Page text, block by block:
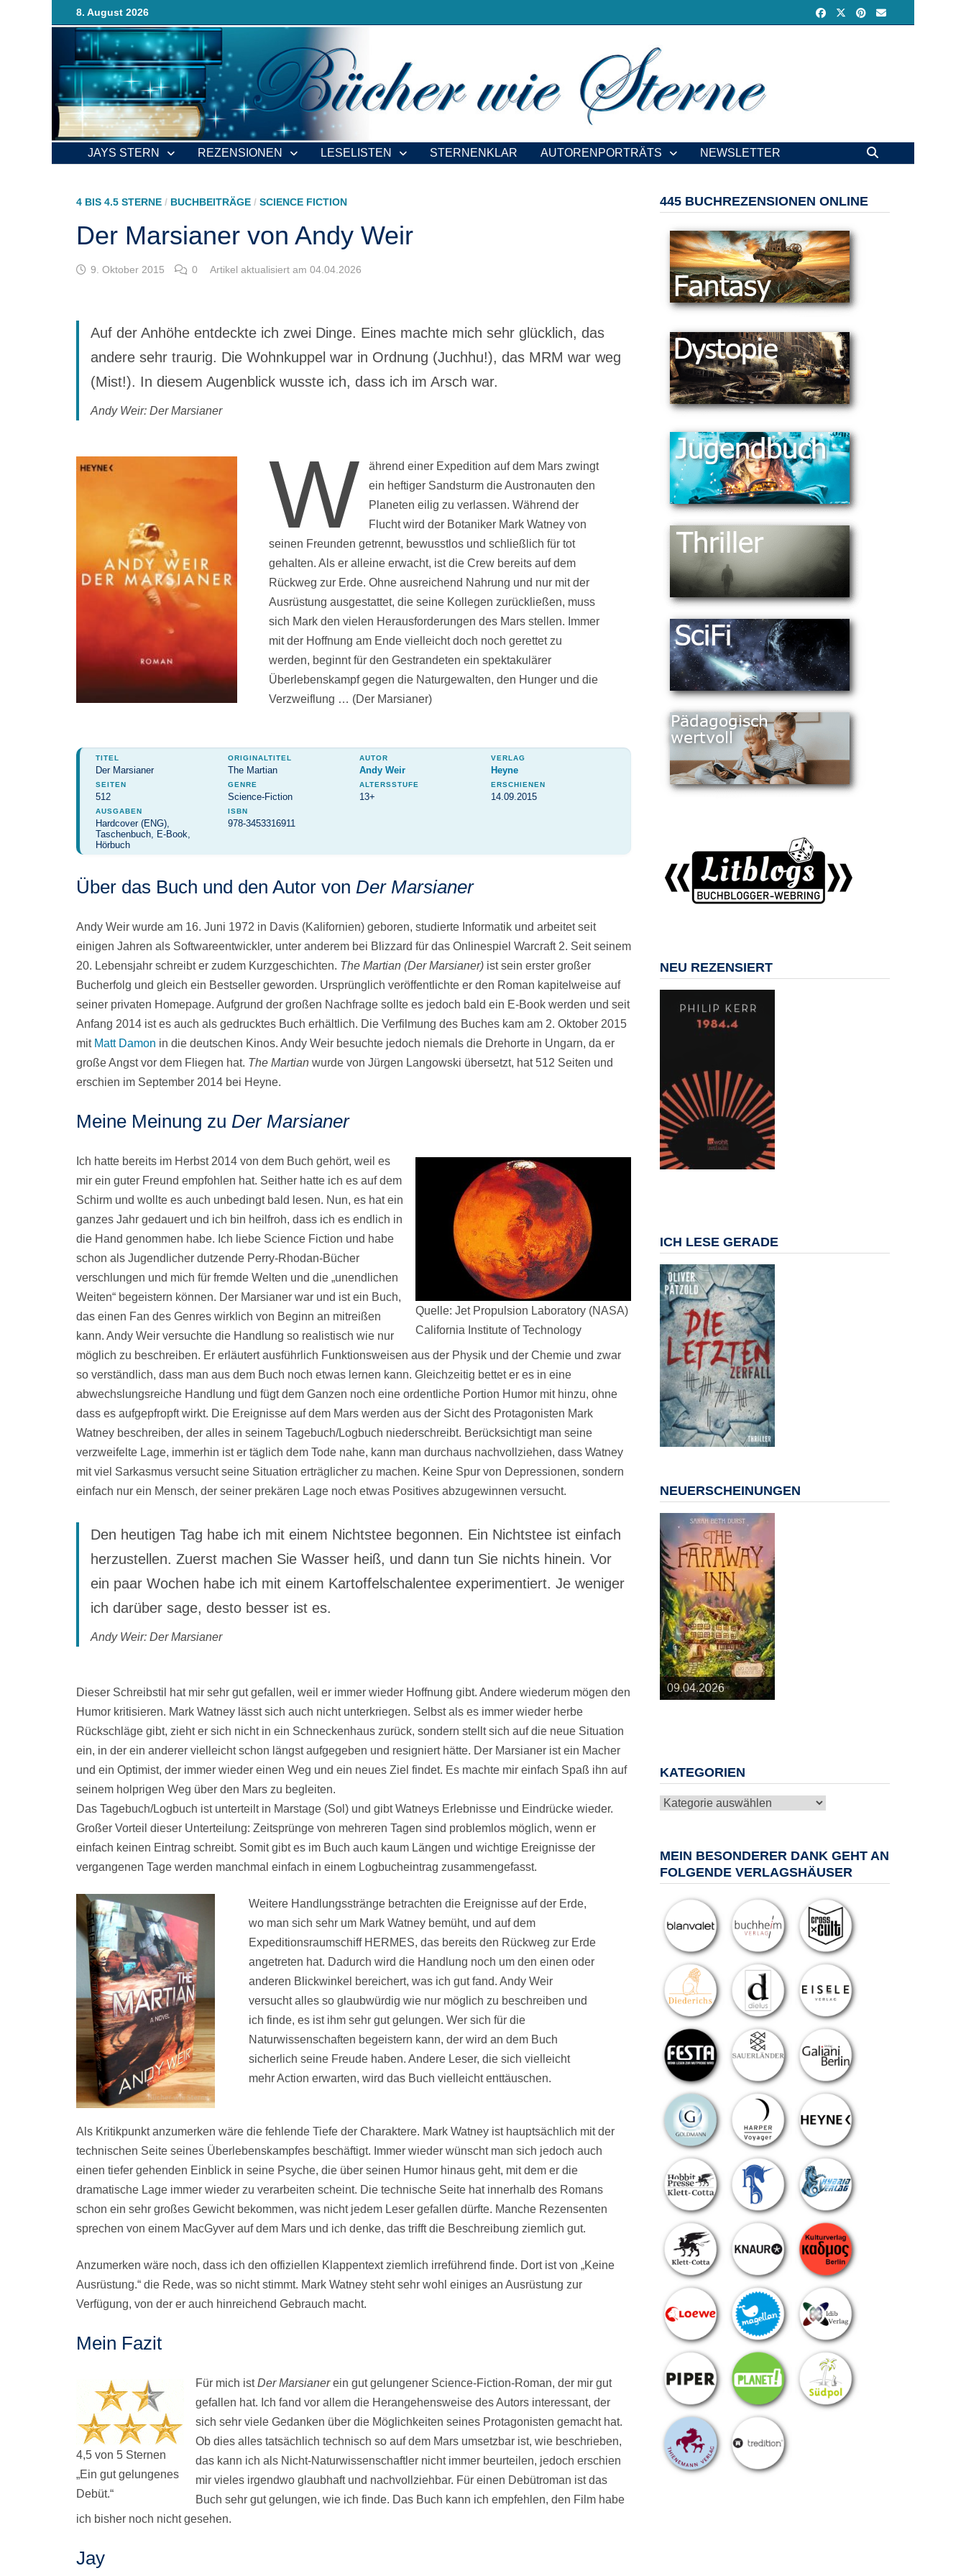
Zurück
zum
8. August 2026
JAYS STERN REZENSIONEN LESELISTEN STERNENKLAR AUTORENPORTRÄTS NEWSLETTER
4 BIS 4.5 STERNE / BUCHBEITRÄGE /SCIENCE FICTION
Der Marsianer von Andy Weir
9. Oktober 2015 0 Artikel aktualisiert am 04.04.2026
Auf der Anhöhe entdeckte ich zwei Dinge. Eines machte mich sehr glücklich, das
andere sehr traurig. Die Wohnkuppel war in Ordnung (Juchhu!), das MRM war weg
(Mist!). In diesem Augenblick wusste ich, dass ich im Arsch war.
Andy Weir: Der Marsianer
W
ährend einer Expedition auf dem Mars zwingt
ein heftiger Sandsturm die Austronauten den
Planeten eilig zu verlassen. Während der
Flucht wird der Botaniker Mark Watney von
seinen Freunden getrennt, bewusstlos und schließlich für tot
gehalten. Als er alleine erwacht, ist die Crew bereits auf dem
Rückweg zur Erde. Ohne ausreichend Nahrung und nur mit der
Ausrüstung ausgestattet, die seine Kollegen zurückließen, muss
sich Mark den vielen Herausforderungen des Mars stellen. Immer
mit der Hoffnung am Ende vielleicht doch noch gerettet zu
werden, beginnt für den Gestrandeten ein spektakulärer
Überlebenskampf gegen die Naturgewalten, den Hunger und die
Verzweiflung … (Der Marsianer)
TITEL
Der Marsianer
ORIGINALTITEL
The Martian
AUTOR
Andy Weir
VERLAG
Heyne
SEITEN
512
GENRE
Science-Fiction
ALTERSSTUFE
13+
ERSCHIENEN
14.09.2015
AUSGABEN
Hardcover (ENG),
Taschenbuch, E-Book,
Hörbuch
ISBN
978-3453316911
Über das Buch und den Autor von Der Marsianer
Andy Weir wurde am 16. Juni 1972 in Davis (Kalifornien) geboren, studierte Informatik und arbeitet seit
einigen Jahren als Softwareentwickler, unter anderem bei Blizzard für das Onlinespiel Warcraft 2. Seit seinem
20. Lebensjahr schreibt er zudem Kurzgeschichten. The Martian (Der Marsianer) ist sein erster großer
Bucherfolg und gleich ein Bestseller geworden. Ursprünglich veröffentlichte er den Roman kapitelweise auf
seiner privaten Homepage. Aufgrund der großen Nachfrage sollte es jedoch bald ein E-Book werden und seit
Anfang 2014 ist es auch als gedrucktes Buch erhältlich. Die Verfilmung des Buches kam am 2. Oktober 2015
mit Matt Damon in die deutschen Kinos. Andy Weir besuchte jedoch niemals die Drehorte in Ungarn, da er
große Angst vor dem Fliegen hat. The Martian wurde von Jürgen Langowski übersetzt, hat 512 Seiten und
erschien im September 2014 bei Heyne.
Meine Meinung zu Der Marsianer
Quelle: Jet Propulsion Laboratory (NASA)
California Institute of Technology
Ich hatte bereits im Herbst 2014 von dem Buch gehört, weil es
mir ein guter Freund empfohlen hat. Seither hatte ich es auf dem
Schirm und wollte es auch unbedingt bald lesen. Nun, es hat ein
ganzes Jahr gedauert und ich bin heilfroh, dass ich es endlich in
die Hand genommen habe. Ich liebe Science Fiction und habe
schon als Jugendlicher dutzende Perry-Rhodan-Bücher
verschlungen und mich für fremde Welten und die „unendlichen
Weiten“ begeistern können. Der Marsianer war und ist ein Buch,
das einen Fan des Genres wirklich von Beginn an mitreißen
kann. Andy Weir versuchte die Handlung so realistisch wie nur
möglich zu beschreiben. Er erläutert ausführlich Funktionsweisen aus der Physik und der Chemie und zwar
so verständlich, dass man aus dem Buch noch etwas lernen kann. Gleichzeitig bettet er es in eine
abwechslungsreiche Handlung und fügt dem Ganzen noch eine ordentliche Portion Humor mit hinzu, ohne
dass es aufgepfropft wirkt. Die Ereignisse auf dem Mars werden aus der Sicht des Protagonisten Mark
Watney beschreiben, der alles in seinem Tagebuch/Logbuch niederschreibt. Berücksichtigt man seine
verzweifelte Lage, immerhin ist er täglich dem Tode nahe, kann man durchaus nachvollziehen, dass Watney
mit viel Sarkasmus versucht seine Situation erträglicher zu machen. Keine Spur von Depressionen, sondern
einfach nur ein Mensch, der seiner prekären Lage noch etwas Positives abzugewinnen versucht.
Den heutigen Tag habe ich mit einem Nichtstee begonnen. Ein Nichtstee ist einfach
herzustellen. Zuerst machen Sie Wasser heiß, und dann tun Sie nichts hinein. Vor
ein paar Wochen habe ich mit einem Kartoffelschalentee experimentiert. Je weniger
ich darüber sage, desto besser ist es.
Andy Weir: Der Marsianer
Dieser Schreibstil hat mir sehr gut gefallen, weil er immer wieder Hoffnung gibt. Andere wiederum mögen den
Humor kritisieren. Mark Watney lässt sich auch nicht unterkriegen. Selbst als es immer wieder herbe
Rückschläge gibt, zieht er sich nicht in ein Schneckenhaus zurück, sondern stellt sich auf die neue Situation
ein, in der ein anderer vielleicht schon längst aufgegeben und resigniert hätte. Der Marsianer ist ein Macher
und ein Optimist, der immer wieder einen Weg und ein neues Ziel findet. Es machte mir einfach Spaß ihn auf
seinem holprigen Weg über den Mars zu begleiten.
Das Tagebuch/Logbuch ist unterteilt in Marstage (Sol) und gibt Watneys Erlebnisse und Eindrücke wieder.
Großer Vorteil dieser Unterteilung: Zeitsprünge von mehreren Tagen sind problemlos möglich, wenn er
einfach keinen Eintrag schreibt. Somit gibt es im Buch auch kaum Längen und wichtige Ereignisse der
vergangenen Tage werden manchmal einfach in einem Logbucheintrag zusammengefasst.
Weitere Handlungsstränge betrachten die Ereignisse auf der Erde,
wo man sich sehr um Mark Watney bemüht, und auf dem
Expeditionsraumschiff HERMES, das bereits den Rückweg zur Erde
angetreten hat. Dadurch wird die Handlung noch um den einen oder
anderen Blickwinkel bereichert, was ich gut fand. Andy Weir
versucht alles so glaubwürdig wie nur möglich zu beschreiben und
ich finde, es ist ihm sehr gut gelungen. Wer sich für die
Naturwissenschaften begeistern kann, der wird an dem Buch
sicherlich seine Freude haben. Andere Leser, die sich vielleicht
mehr Action erwarten, wird das Buch vielleicht enttäuschen.
Als Kritikpunkt anzumerken wäre die fehlende Tiefe der Charaktere. Mark Watney ist hauptsächlich mit der
technischen Seite seines Überlebenskampfes beschäftigt. Immer wieder wünscht man sich jedoch auch
einen tiefer gehenden Einblick in seine Psyche, die über seinen Humor hinaus geht, mit dem er die
dramatische Lage immer wieder zu verarbeiten scheint. Die technische Seite hat innerhalb des Romans
schon ein sehr großes Gewicht bekommen, was nicht jedem Leser gefallen dürfte. Manche Rezensenten
sprechen von einem MacGyver auf dem Mars und ich denke, das trifft die Beschreibung ziemlich gut.
Anzumerken wäre noch, dass ich den offiziellen Klappentext ziemlich irreführend finde. Dort ist von „Keine
Ausrüstung.“ die Rede, was so nicht stimmt. Mark Watney steht sehr wohl einiges an Ausrüstung zur
Verfügung, von der er auch hinreichend Gebrauch macht.
Mein Fazit
4,5 von 5 Sternen
„Ein gut gelungenes
Debüt.“
Für mich istDer Marsianerein gut gelungener Science-Fiction-Roman, der mir gut
gefallen hat. Ich fand vor allem die Herangehensweise des Autors interessant, der
sich sehr viele Gedanken über die Möglichkeiten seines Protagonisten gemacht hat.
Ob dies alles tatsächlich technisch so auf dem Mars umsetzbar ist, wie beschrieben,
das kann ich als Nicht-Naturwissenschaftler nicht immer beurteilen, jedoch erschien
mir vieles irgendwo glaubhaft und nachvollziehbar. Für einen Debütroman ist das
Buch sehr gut gelungen, wie ich finde. Das Buch kann ich empfehlen, den Film habe
ich bisher noch nicht gesehen.
Jay
445 BUCHREZENSIONEN ONLINE
NEU REZENSIERT
ICH LESE GERADE
NEUERSCHEINUNGEN
25.03.2026
09.04.2026
20.05.2026
10.06.2026
13.08.2026
KATEGORIEN
Kategorien
MEIN BESONDERER DANK GEHT AN
FOLGENDE VERLAGSHÄUSER